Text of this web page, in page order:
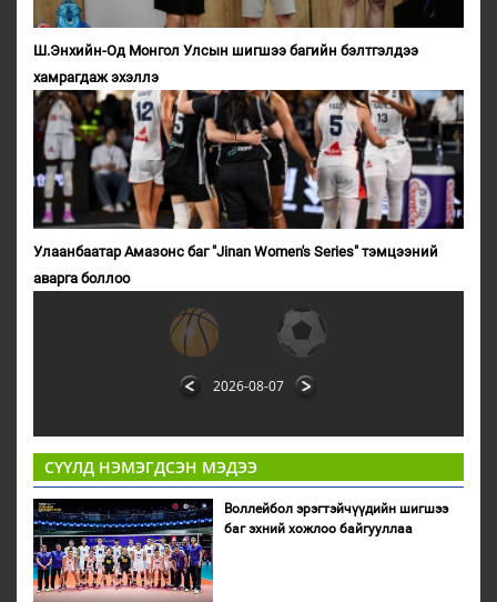
Ш.Энхийн-Од Монгол Улсын шигшээ багийн бэлтгэлдээ
хамрагдаж эхэллэ
Улаанбаатар Амазонс баг "Jinan Women's Series" тэмцээний
аварга боллоо
2026-08-07
СҮҮЛД НЭМЭГДСЭН МЭДЭЭ
Воллейбол эрэгтэйчүүдийн шигшээ
баг эхний хожлоо байгууллаа